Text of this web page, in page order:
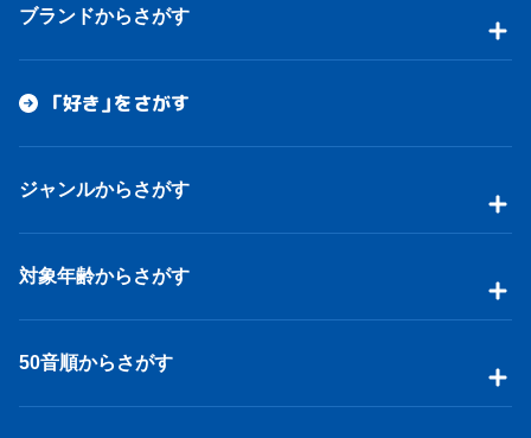
ブランドからさがす
「好き」をさがす
ジャンルからさがす
対象年齢からさがす
50音順からさがす